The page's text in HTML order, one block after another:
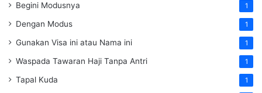
Begini Modusnya 1
Dengan Modus 1
Gunakan Visa ini atau Nama ini 1
Waspada Tawaran Haji Tanpa Antri 1
Tapal Kuda 1